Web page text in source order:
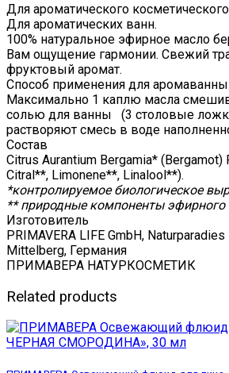
Для ароматического
Для ароматических ванн.
100% натуральное эфирное масло
Вам ощущение гармонии. Свежий
фруктовый аромат.
Способ применения для аромаванны
Максимально 1 каплю масла
солью для ванны (3 столовые
растворяют смесь в воде
Состав
Citrus Aurantium Bergamia*
Citral**, Limonene**, Linalool**).
*контролируемое биологическое
** природные компоненты эфирного
Изготовитель
PRIMAVERA LIFE GmbH,
Mittelberg, Германия
ПРИМАВЕРА НАТУРКОСМЕТИК
Related products